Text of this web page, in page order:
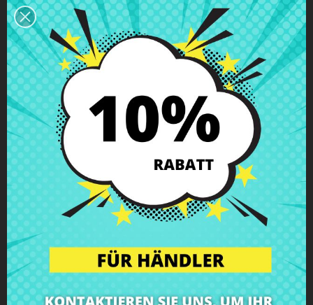
Beschreibung
Klassen
Bewertungen
Strombuchse HP Pavilion dv6-7004
KaufeStrombuchse HP Pavilion dv6-7004zum besten Preis